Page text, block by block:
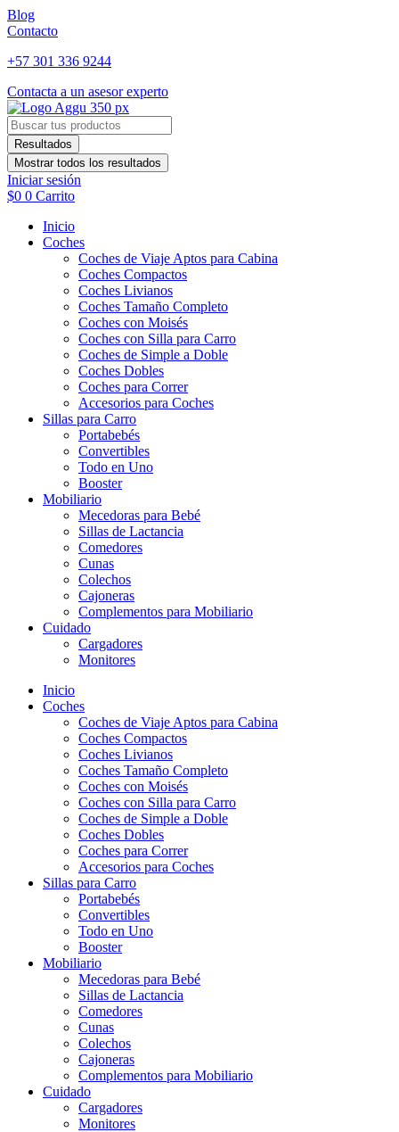
Ir
al
Blog
Contacto
+57 301 336 9244
Contacta a un asesor experto
Search
...Resultados
Mostrar todos los resultados
Iniciar sesión
$0 0 Carrito
Inicio
Coches
Coches de Viaje Aptos para Cabina
Coches Compactos
Coches Livianos
Coches Tamaño Completo
Coches con Moisés
Coches con Silla para Carro
Coches de Simple a Doble
Coches Dobles
Coches para Correr
Accesorios para Coches
Sillas para Carro
Portabebés
Convertibles
Todo en Uno
Booster
Mobiliario
Mecedoras para Bebé
Sillas de Lactancia
Comedores
Cunas
Colechos
Cajoneras
Complementos para Mobiliario
Cuidado
Cargadores
Monitores
Inicio
Coches
Coches de Viaje Aptos para Cabina
Coches Compactos
Coches Livianos
Coches Tamaño Completo
Coches con Moisés
Coches con Silla para Carro
Coches de Simple a Doble
Coches Dobles
Coches para Correr
Accesorios para Coches
Sillas para Carro
Portabebés
Convertibles
Todo en Uno
Booster
Mobiliario
Mecedoras para Bebé
Sillas de Lactancia
Comedores
Cunas
Colechos
Cajoneras
Complementos para Mobiliario
Cuidado
Cargadores
Monitores